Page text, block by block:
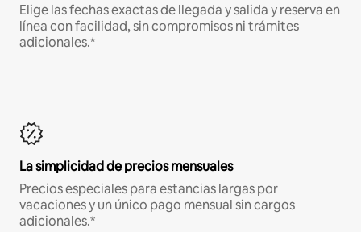
Elige las fechas exactas de llegada y salida y reserva en
línea con facilidad, sin compromisos ni trámites
adicionales.*
La simplicidad de precios mensuales
Precios especiales para estancias largas por
vacaciones y un único pago mensual sin cargos
adicionales.*